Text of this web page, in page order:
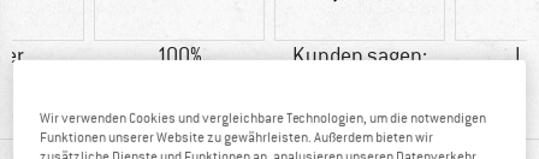
100%
Kunden sagen:
Wir verwenden Cookies und vergleichbare Technologien, um die notwendigen
Funktionen unserer Website zu gewährleisten. Außerdem bieten wir